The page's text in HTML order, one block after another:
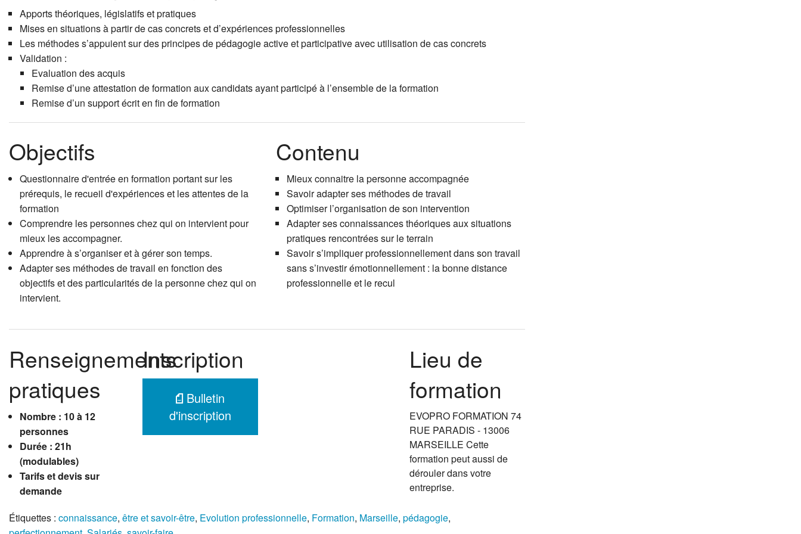
Apports théoriques, législatifs et pratiques
Mises en situations à partir de cas concrets et d’expériences professionnelles
Les méthodes s’appuient sur des principes de pédagogie active et participative avec utilisation de cas concrets
Validation :
Evaluation des acquis
Remise d’une attestation de formation aux candidats ayant participé à l’ensemble de la formation
Remise d’un support écrit en fin de formation
Objectifs
Questionnaire d'entrée en formation portant sur les
prérequis, le recueil d'expériences et les attentes de la
formation
Comprendre les personnes chez qui on intervient pour
mieux les accompagner.
Apprendre à s’organiser et à gérer son temps.
Adapter ses méthodes de travail en fonction des
objectifs et des particularités de la personne chez qui on
intervient.
Contenu
Mieux connaitre la personne accompagnée
Savoir adapter ses méthodes de travail
Optimiser l’organisation de son intervention
Adapter ses connaissances théoriques aux situations
pratiques rencontrées sur le terrain
Savoir s’impliquer professionnellement dans son travail
sans s’investir émotionnellement : la bonne distance
professionnelle et le recul
Renseignements
pratiques
Nombre : 10 à 12
personnes
Durée : 21h
(modulables)
Tarifs et devis sur
demande
Inscription
Bulletin
d'inscription
Lieu de
formation
EVOPRO FORMATION 74
RUE PARADIS - 13006
MARSEILLE Cette
formation peut aussi de
dérouler dans votre
entreprise.
Étiquettes : connaissance, être et savoir-être, Evolution professionnelle, Formation, Marseille, pédagogie,